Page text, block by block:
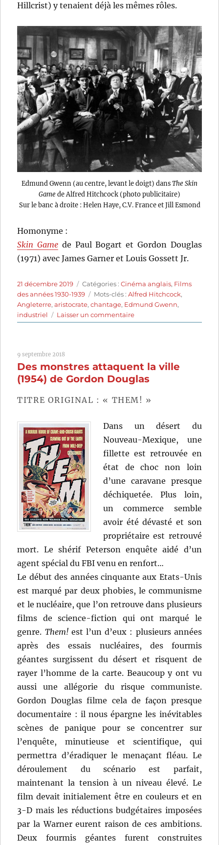
Hillcrist) y tenaient déjà les mêmes rôles.
Edmund Gwenn (au centre, levant le doigt) dansThe Skin
Gamede Alfred Hitchcock (photo publicitaire)
Sur le banc à droite : Helen Haye, C.V. France et Jill Esmond
Homonyme :
Skin Game de Paul Bogart et Gordon Douglas
(1971) avec James Garner et Louis Gossett Jr.
Publié
le
21 décembre 2019 Catégories
Catégories :Cinéma anglais, Films
des années 1930-1939
Étiquettes
Mots-clés :Alfred Hitchcock,
Angleterre,aristocrate,chantage, Edmund Gwenn,
industriel
Laisser un commentairesur
The
de
Alfred
Hitchcock
9 septembre 2018
Des monstres attaquent la ville
(1954) de Gordon Douglas
TITRE ORIGINAL : « THEM! »
Dans un désert du
Nouveau-Mexique, une
fillette est retrouvée en
état de choc non loin
d’une caravane presque
déchiquetée. Plus loin,
un commerce semble
avoir été dévasté et son
propriétaire est retrouvé
mort. Le shérif Peterson enquête aidé d’un
agent spécial du FBI venu en renfort…
Le début des années cinquante aux Etats-Unis
est marqué par deux phobies, le communisme
et le nucléaire, que l’on retrouve dans plusieurs
films de science-fiction qui ont marqué le
genre. Them!est l’un d’eux : plusieurs années
après des essais nucléaires, des fourmis
géantes surgissent du désert et risquent de
rayer l’homme de la carte. Beaucoup y ont vu
aussi une allégorie du risque communiste.
Gordon Douglas filme cela de façon presque
documentaire : il nous épargne les inévitables
scènes de panique pour se concentrer sur
l’enquête, minutieuse et scientifique, qui
permettra d’éradiquer le menaçant fléau. Le
déroulement du scénario est parfait,
maintenant la tension à un niveau élevé. Le
film devait initialement être en couleurs et en
3-D mais les réductions budgétaires imposées
par la Warner eurent raison de ces ambitions.
Deux fourmis géantes furent construites